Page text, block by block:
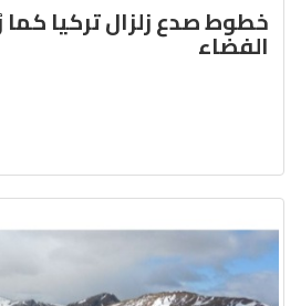
خطوط صدع زلزال تركيا
الفضاء